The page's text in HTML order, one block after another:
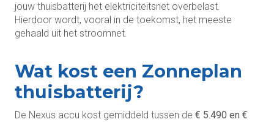
jouw thuisbatterij het elektriciteitsnet overbelast.
Hierdoor wordt, vooral in de toekomst, het meeste
gehaald uit het stroomnet.
Wat kost een Zonneplan
thuisbatterij?
De Nexus accu kost gemiddeld tussen de € 5.490 en €